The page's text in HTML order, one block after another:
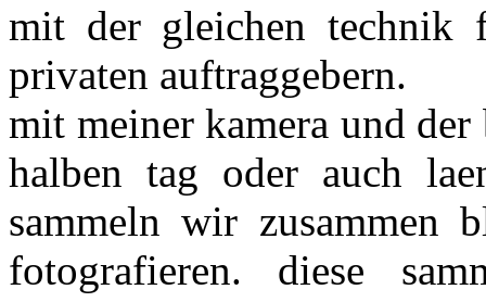
mit der gleichen technik
privaten auftraggebern.
mit meiner kamera und
halben tag oder auch
sammeln wir zusammen
fotografieren. diese